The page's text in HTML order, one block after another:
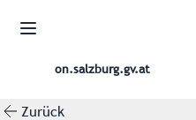
on.salzburg.gv.at
Zurück